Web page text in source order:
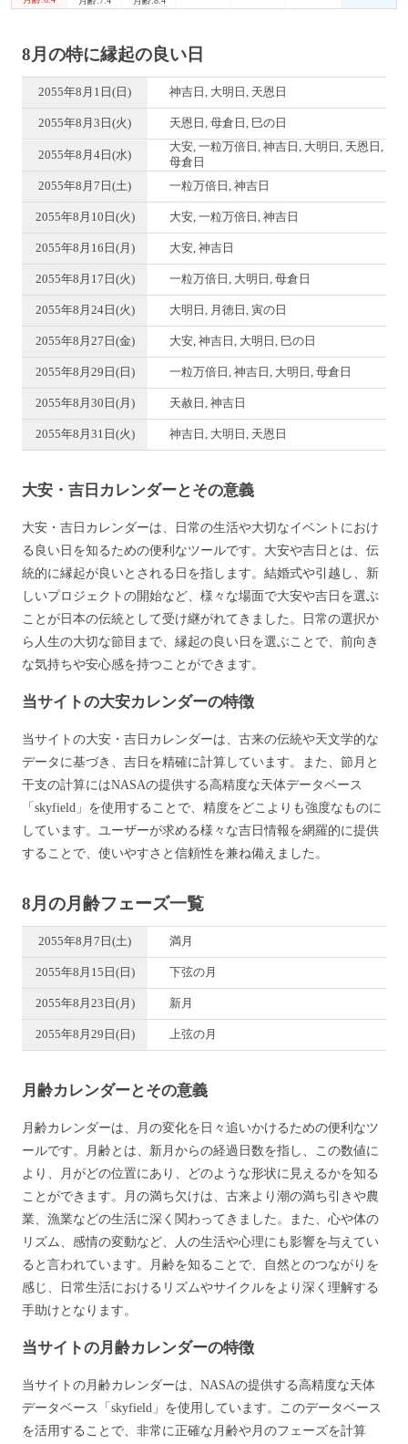
8月の特に縁起の良い日
2055年8月1日(日) 神吉日, 大明日, 天恩日
2055年8月3日(火) 天恩日, 母倉日, 巳の日
2055年8月4日(水)
大安, 一粒万倍日, 神吉日, 大明日, 天恩日,
母倉日
2055年8月7日(土)
一粒万倍日, 神吉日
2055年8月10日(火) 大安, 一粒万倍日, 神吉日
2055年8月16日(月) 大安, 神吉日
2055年8月17日(火) 一粒万倍日, 大明日, 母倉日
2055年8月24日(火) 大明日, 月徳日, 寅の日
2055年8月27日(金) 大安, 神吉日, 大明日, 巳の日
2055年8月29日(日) 一粒万倍日, 神吉日, 大明日, 母倉日
2055年8月30日(月) 天赦日, 神吉日
2055年8月31日(火) 神吉日, 大明日, 天恩日
大安・吉日カレンダーとその意義
大安・吉日カレンダーは、日常の生活や大切なイベントにおけ
る良い日を知るための便利なツールです。大安や吉日とは、伝
統的に縁起が良いとされる日を指します。結婚式や引越し、新
しいプロジェクトの開始など、様々な場面で大安や吉日を選ぶ
ことが日本の伝統として受け継がれてきました。日常の選択か
ら人生の大切な節目まで、縁起の良い日を選ぶことで、前向き
な気持ちや安心感を持つことができます。
当サイトの大安カレンダーの特徴
当サイトの大安・吉日カレンダーは、古来の伝統や天文学的な
データに基づき、吉日を精確に計算しています。また、節月と
干支の計算にはNASAの提供する高精度な天体データベース
「skyfield」を使用することで、精度をどこよりも強度なものに
しています。ユーザーが求める様々な吉日情報を網羅的に提供
することで、使いやすさと信頼性を兼ね備えました。
8月の月齢フェーズ一覧
2055年8月7日(土) 満月
2055年8月15日(日) 下弦の月
2055年8月23日(月) 新月
2055年8月29日(日) 上弦の月
月齢カレンダーとその意義
月齢カレンダーは、月の変化を日々追いかけるための便利なツ
ールです。月齢とは、新月からの経過日数を指し、この数値に
より、月がどの位置にあり、どのような形状に見えるかを知る
ことができます。月の満ち欠けは、古来より潮の満ち引きや農
業、漁業などの生活に深く関わってきました。また、心や体の
リズム、感情の変動など、人の生活や心理にも影響を与えてい
ると言われています。月齢を知ることで、自然とのつながりを
感じ、日常生活におけるリズムやサイクルをより深く理解する
手助けとなります。
当サイトの月齢カレンダーの特徴
当サイトの月齢カレンダーは、NASAの提供する高精度な天体
データベース「skyfield」を使用しています。このデータベース
を活用することで、非常に正確な月齢や月のフェーズを計算